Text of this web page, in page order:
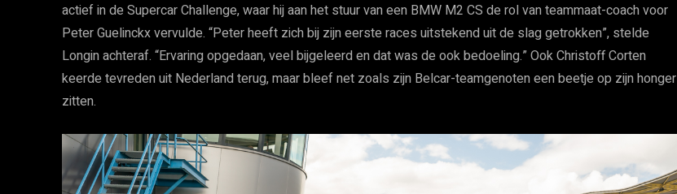
actief in de Supercar Challenge, waar hij aan het stuur van een BMW M2 CS de rol van teammaat-coach voor
Peter Guelinckx vervulde. “Peter heeft zich bij zijn eerste races uitstekend uit de slag getrokken”, stelde
Longin achteraf. “Ervaring opgedaan, veel bijgeleerd en dat was de ook bedoeling.” Ook Christoff Corten
keerde tevreden uit Nederland terug, maar bleef net zoals zijn Belcar-teamgenoten een beetje op zijn honger
zitten.